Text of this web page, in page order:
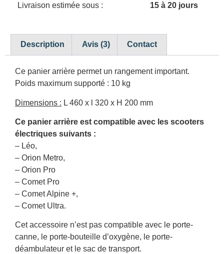
Livraison estimée sous : 15 à 20 jours
Description Avis (3) Contact
Ce panier arrière permet un rangement important.
Poids maximum supporté : 10 kg
Dimensions : L 460 x l 320 x H 200 mm
Ce panier arrière est compatible avec les scooters
électriques suivants :
– Léo,
– Orion Metro,
– Orion Pro
– Comet Pro
– Comet Alpine +,
– Comet Ultra.
Cet accessoire n’est pas compatible avec le porte-
canne, le porte-bouteille d’oxygène, le porte-
déambulateur et le sac de transport.